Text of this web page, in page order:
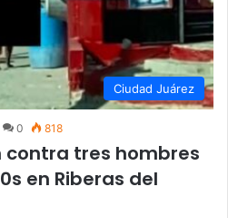
Ciudad Juárez
0 818
tres hombres
en Riberas del